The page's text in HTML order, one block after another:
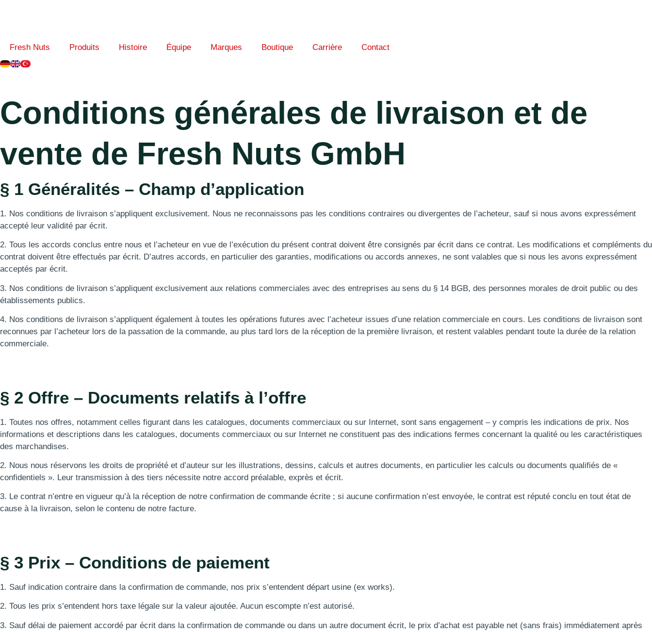
Fresh Nuts Produits Histoire Équipe Marques Boutique Carrière Contact
Conditions générales de livraison et de
vente de Fresh Nuts GmbH
§ 1 Généralités – Champ d’application
1. Nos conditions de livraison s’appliquent exclusivement. Nous ne reconnaissons pas les conditions contraires ou divergentes de l’acheteur, sauf si nous avons expressément
accepté leur validité par écrit.
2. Tous les accords conclus entre nous et l’acheteur en vue de l’exécution du présent contrat doivent être consignés par écrit dans ce contrat. Les modifications et compléments du
contrat doivent être effectués par écrit. D’autres accords, en particulier des garanties, modifications ou accords annexes, ne sont valables que si nous les avons expressément
acceptés par écrit.
3. Nos conditions de livraison s’appliquent exclusivement aux relations commerciales avec des entreprises au sens du § 14 BGB, des personnes morales de droit public ou des
établissements publics.
4. Nos conditions de livraison s’appliquent également à toutes les opérations futures avec l’acheteur issues d’une relation commerciale en cours. Les conditions de livraison sont
reconnues par l’acheteur lors de la passation de la commande, au plus tard lors de la réception de la première livraison, et restent valables pendant toute la durée de la relation
commerciale.
§ 2 Offre – Documents relatifs à l’offre
1. Toutes nos offres, notamment celles figurant dans les catalogues, documents commerciaux ou sur Internet, sont sans engagement – y compris les indications de prix. Nos
informations et descriptions dans les catalogues, documents commerciaux ou sur Internet ne constituent pas des indications fermes concernant la qualité ou les caractéristiques
des marchandises.
2. Nous nous réservons les droits de propriété et d’auteur sur les illustrations, dessins, calculs et autres documents, en particulier les calculs ou documents qualifiés de «
confidentiels ». Leur transmission à des tiers nécessite notre accord préalable, exprès et écrit.
3. Le contrat n’entre en vigueur qu’à la réception de notre confirmation de commande écrite ; si aucune confirmation n’est envoyée, le contrat est réputé conclu en tout état de
cause à la livraison, selon le contenu de notre facture.
§ 3 Prix – Conditions de paiement
1. Sauf indication contraire dans la confirmation de commande, nos prix s’entendent départ usine (ex works).
2. Tous les prix s’entendent hors taxe légale sur la valeur ajoutée. Aucun escompte n’est autorisé.
3. Sauf délai de paiement accordé par écrit dans la confirmation de commande ou dans un autre document écrit, le prix d’achat est payable net (sans frais) immédiatement après